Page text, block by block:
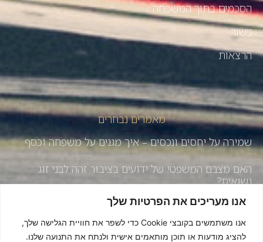
אנו מעריכים את הפרטיות שלך
אנו משתמשים בקובצי Cookie כדי לשפר את חוויית הגלישה שלך,
להציג מודעות או תוכן מותאמים אישית ולנתח את התנועה שלנו.
הסכמים בתוך המשפחה
גישור
הרצאות
מאמרים נבחרים
שמירה על יחסים ונכסים – איך מגנים על משפחה וכסף
האם מצבם המשפטי של ידועים בציבור זהה לבני זוג
נשואים?
פרק 184